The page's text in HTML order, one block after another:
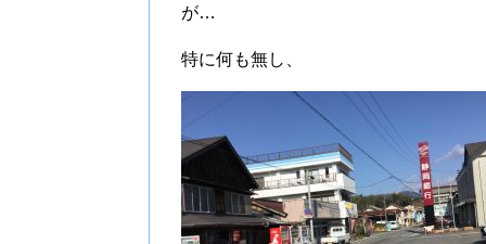
が…
特に何も無し、